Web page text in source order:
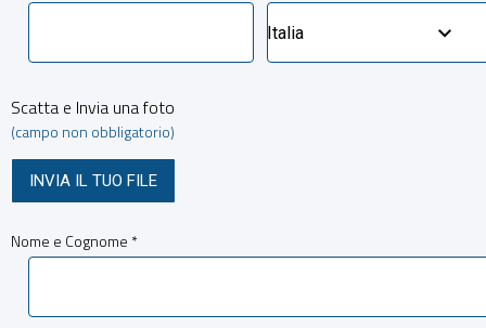
Italia
Scatta e Invia una foto
(campo non obbligatorio)
INVIA IL TUO FILE
Nome e Cognome *